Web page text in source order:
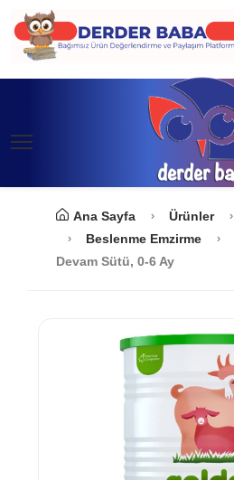
Ana Sayfa Ürünler
Beslenme Emzirme
Devam Sütü, 0-6 Ay